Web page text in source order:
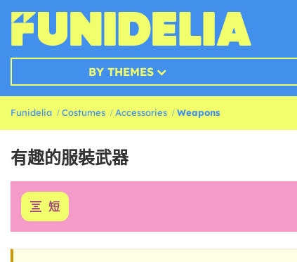
BY THEMES
Funidelia Costumes Accessories Weapons
有趣的服裝武器
短